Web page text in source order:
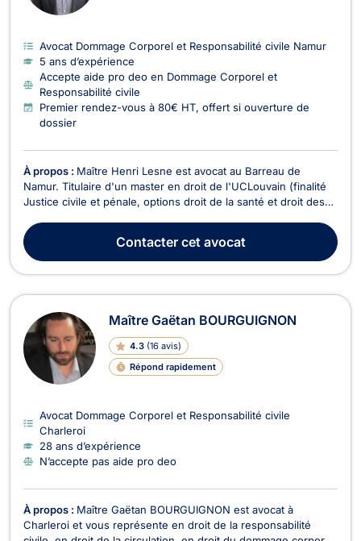
Avocat Dommage Corporel et Responsabilité civile Namur
5 ans d’expérience
Accepte aide pro deo en Dommage Corporel et
Responsabilité civile
Premier rendez-vous à 80€ HT, offert si ouverture de
dossier
À propos : Maître Henri Lesne est avocat au Barreau de
Namur. Titulaire d'un master en droit de l'UCLouvain (finalité
Justice civile et pénale, options droit de la santé et droit des
justiciables devant toutes les juridictions francophones de
Belgique. Vous faites face à un licenc...
Contactercet avocat
Maître Gaëtan BOURGUIGNON
4.3 (16 avis)
Répond rapidement
Avocat Dommage Corporel et Responsabilité civile
Charleroi
28 ans d’expérience
N’accepte pas aide pro deo
À propos : Maître Gaëtan BOURGUIGNON est avocat à
Charleroi et vous représente en droit de la responsabilité